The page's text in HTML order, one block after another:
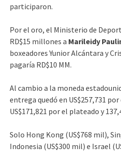
participaron.
Por el oro, el Ministerio de
RD$15 millones a Marileidy
boxeadores Yunior Alcántara y
pagaría RD$10 MM.
Al cambio a la moneda
entrega quedó en US$257,731
US$171,821 por el plateado y
Solo Hong Kong (US$768 mil),
Indonesia (US$300 mil) e Israel